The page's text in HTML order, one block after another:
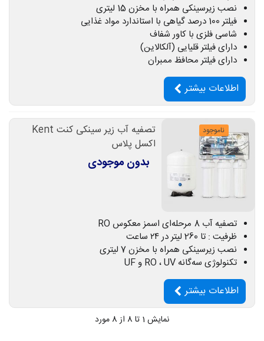
نصب زیرسینکی همراه با مخزن 15 لیتری
فیلتر 100 درصد گیاهی با استاندارد مواد غذایی
شاسی فلزی با کاور شفاف
دارای فیلتر قلیایی (آلکالاین)
دارای فیلتر محافظ ممبران
اطلاعات بیشتر
ناموجود
تصفیه آب زیر سینکی کنت Kent
اکسل پلاس
بدون موجودی
تصفیه آب 8 مرحله‌ای اسمز معکوس RO
ظرفیت : تا 260 لیتر در ۲۴ ساعت
نصب زیرسینکی همراه با مخزن 7 لیتری
تکنولوژی سه‌گانه RO ، UV و UF
اطلاعات بیشتر
نمایش 1 تا 8 از 8 مورد